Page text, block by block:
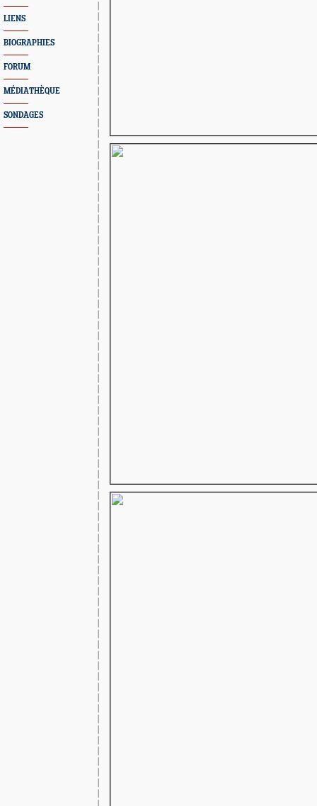
LIENS
BIOGRAPHIES
FORUM
MÉDIATHÈQUE
SONDAGES